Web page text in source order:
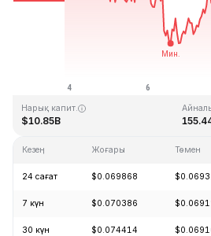
Соңғы жаңарту: 2026-08-10, 20:16 GMT+0
$0.731578
Нарық капит.
$10.85B
Кезең Жоғары Төмен
24 сағат $0.069868
7 күн $0.070386
30 күн $0.074414